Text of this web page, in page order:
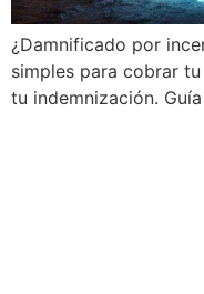
¿Damnificado por
simples para cobrar
tu indemnización.